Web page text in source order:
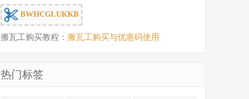
BWHCGLUKKB
搬瓦工购买教程： 搬瓦工购买与优惠码使用
热门标签